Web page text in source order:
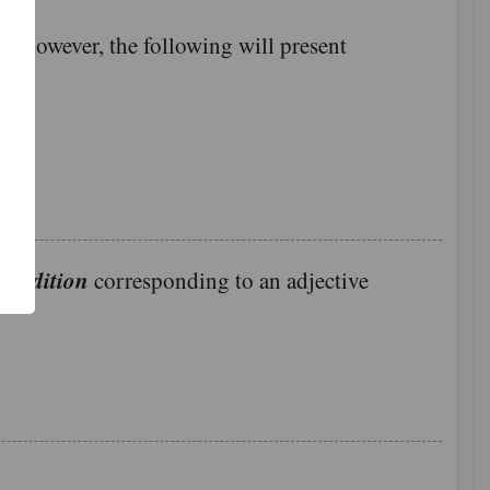
however, the following will present
condition corresponding to an adjective